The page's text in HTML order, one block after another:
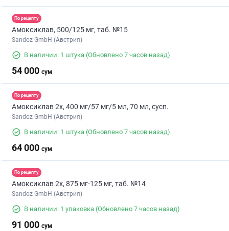
По рецепту
Амоксиклав, 500/125 мг, таб. №15
Sandoz GmbH (Австрия)
В наличии: 1 штука (Обновлено 7 часов назад)
54 000 сум
По рецепту
Амоксиклав 2х, 400 мг/57 мг/5 мл, 70 мл, сусп.
Sandoz GmbH (Австрия)
В наличии: 1 штука (Обновлено 7 часов назад)
64 000 сум
По рецепту
Амоксиклав 2х, 875 мг-125 мг, таб. №14
Sandoz GmbH (Австрия)
В наличии: 1 упаковка (Обновлено 7 часов назад)
91 000 сум